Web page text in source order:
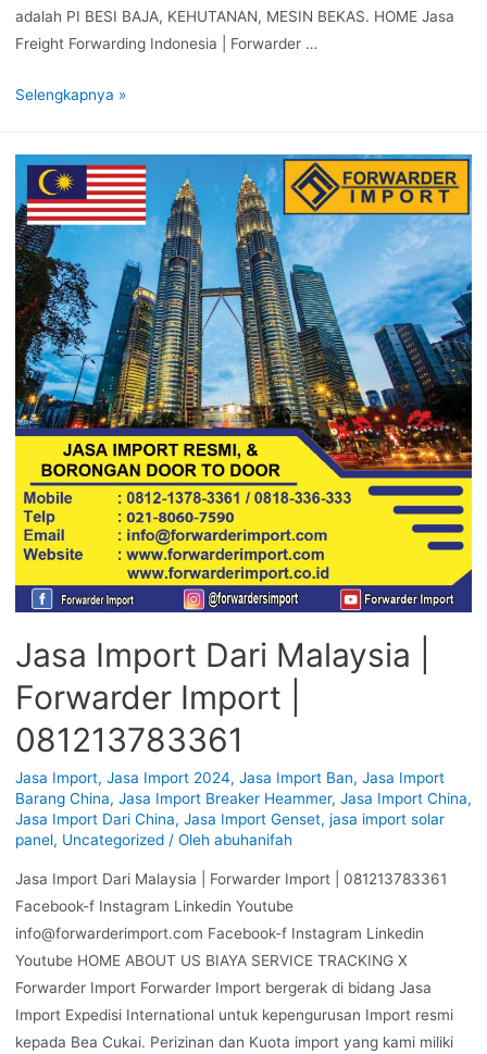
adalah PI BESI BAJA, KEHUTANAN, MESIN BEKAS. HOME Jasa
Freight Forwarding Indonesia | Forwarder …
Selengkapnya »
Jasa Import Dari Malaysia |
Forwarder Import |
081213783361
Jasa Import, Jasa Import 2024, Jasa Import Ban, Jasa Import
Barang China, Jasa Import Breaker Heammer, Jasa Import China,
Jasa Import Dari China, Jasa Import Genset, jasa import solar
panel, Uncategorized/ Oleh abuhanifah
Jasa Import Dari Malaysia | Forwarder Import | 081213783361
Facebook-f Instagram Linkedin Youtube
info@forwarderimport.com Facebook-f Instagram Linkedin
Youtube HOME ABOUT US BIAYA SERVICE TRACKING X
Forwarder Import Forwarder Import bergerak di bidang Jasa
Import Expedisi International untuk kepengurusan Import resmi
kepada Bea Cukai. Perizinan dan Kuota import yang kami miliki